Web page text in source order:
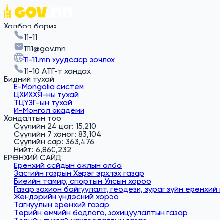
Холбоо барих
11-11
1111@gov.mn
11-11.mn хуудсаар зочлох
11-10 АТГ-т хандах
Бидний тухай
E-Mongolia систем
ЦХИХХЯ-ны тухай
ТЦҮЗГ-ын тухай
И-Монгол академи
Хандалтын тоо
Сүүлийн 24 цаг: 15,210
Сүүлийн 7 хоног: 83,104
Сүүлийн сар: 363,476
Нийт: 6,860,232
ЕРӨНХИЙ САЙД
Ерөнхий сайдын ажлын алба
Засгийн газрын Хэрэг эрхлэх газар
Биеийн тамир, спортын Улсын хороо
Газар зохион байгуулалт, геодези, зураг зүйн ерөнхий
Жендэрийн үндэсний хороо
Тагнуулын ерөнхий газар
Төрийн өмчийн бодлого, зохицуулалтын газар